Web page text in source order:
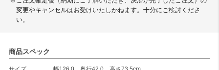
変更やキャンセルはお受けいたしかねます。十分にご検討くださ
い。
商品スペック